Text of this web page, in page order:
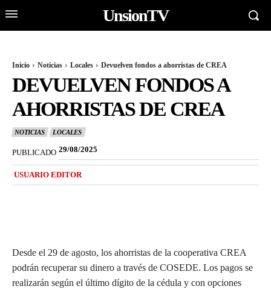
UnsionTV
Inicio Noticias Locales Devuelven fondos a ahorristas de CREA
DEVUELVEN FONDOS A
AHORRISTAS DE CREA
NOTICIAS LOCALES
PUBLICADO 29/08/2025
USUARIO EDITOR
Desde el 29 de agosto, los ahorristas de la cooperativa CREA
podrán recuperar su dinero a través de COSEDE. Los pagos se
realizarán según el último dígito de la cédula y con opciones